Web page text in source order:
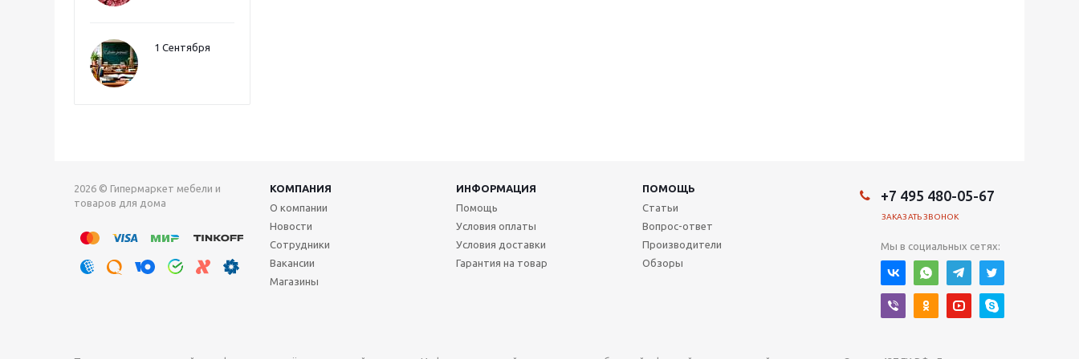
1 Сентября
2026 © Гипермаркет мебели и
товаров для дома
КОМПАНИЯ ИНФОРМАЦИЯ
ПОМОЩЬ
О компании
Новости
Сотрудники
Вакансии
Магазины
Помощь
Условия оплаты
Условия доставки
Гарантия на товар
Статьи
Вопрос-ответ
Производители
Обзоры
+7 495 480-05-67
ЗАКАЗАТЬ ЗВОНОК
Мы в социальных сетях: